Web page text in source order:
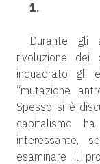
1.
Durante gli
rivoluzione dei
inquadrato gli
“mutazione
Spesso si è
capitalismo
interessante,
esaminare il